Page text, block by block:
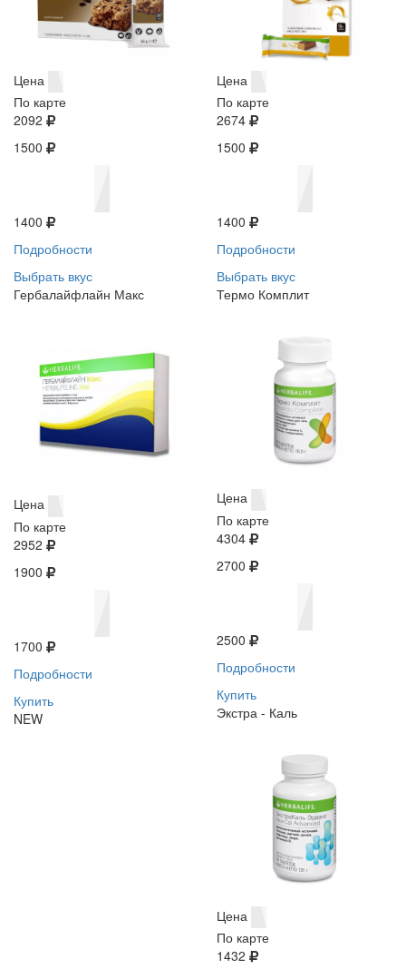
Цена
По карте
2092
1500
1400
Подробности
Выбрать вкус
Цена
По карте
2674
1500
1400
Подробности
Выбрать вкус
Гербалайфлайн Макс
Цена
По карте
2952
1900
1700
Подробности
Купить
NEW
Термо Комплит
Цена
По карте
4304
2700
2500
Подробности
Купить
Экстра - Каль
Цена
По карте
1432